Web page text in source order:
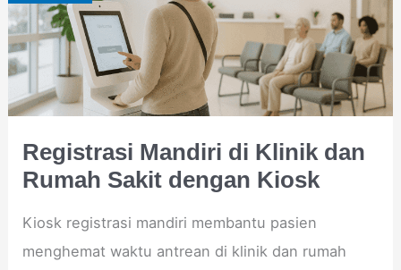
Registrasi Mandiri di Klinik dan
Rumah Sakit dengan Kiosk
Kiosk registrasi mandiri membantu pasien
menghemat waktu antrean di klinik dan rumah
Klinik
dan
Rumah
Sakit
Kiosk